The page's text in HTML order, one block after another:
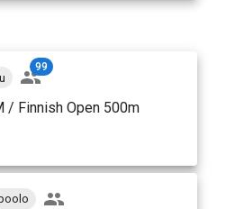
99
/ Finnish Open 500m